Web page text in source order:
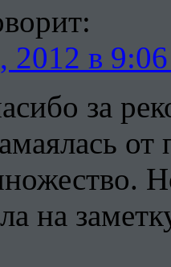
2012 в
за
на